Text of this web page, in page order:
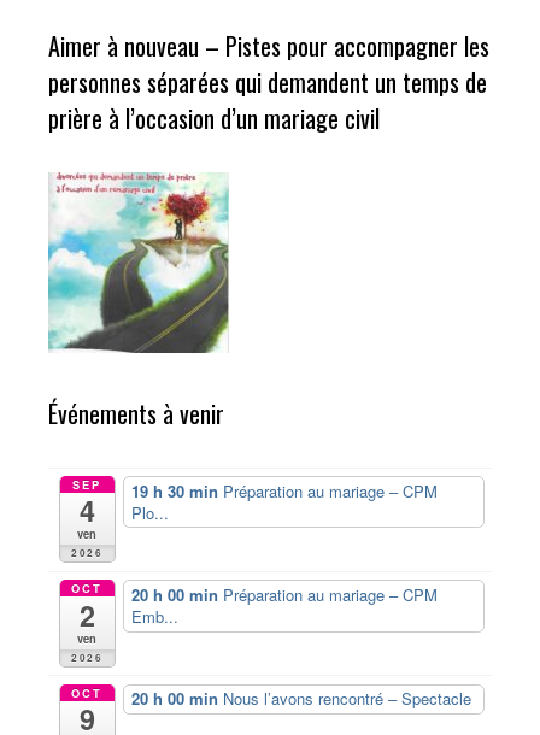
Aimer à nouveau – Pistes pour accompagner les
personnes séparées qui demandent un temps de
prière à l’occasion d’un mariage civil
Événements à venir
SEP
4
ven
2026
19 h 30 min Préparation au mariage – CPM
Plo...
OCT
2
ven
2026
20 h 00 min Préparation au mariage – CPM
Emb...
OCT
9
20 h 00 min Nous l’avons rencontré – Spectacle